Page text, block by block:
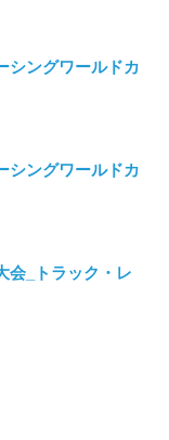
シングワールドカ
シングワールドカ
会_トラック・レ